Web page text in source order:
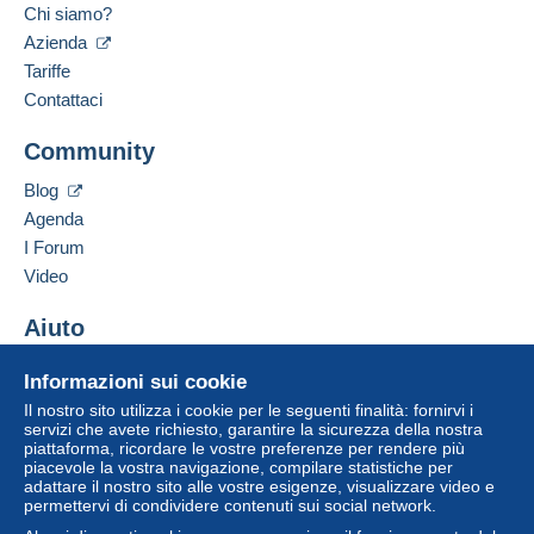
bancario diretto al venditore.
acquisti: Da pagare
Un pagamento non effettuato tramite
dal venditore all'acquirente. Un acquisto non pagato
può comportare conseguenze sul conto
dell'acquirente.
considerarsi nulle e non dovute. Le condizioni di
condizioni d'uso, sono le uniche applicabili.
Gli acquisti devono essere pagati entro14 giorni
dal ricevimento della richiesta di pagamento del
venditore.
Lingua parlata:
Contattare il venditore
Informazioni sui cookie
Il nostro sito utilizza i cookie per le seguenti finalità: fornirvi i
servizi che avete richiesto, garantire la sicurezza della nostra
piattaforma, ricordare le vostre preferenze per rendere più
piacevole la vostra navigazione, compilare statistiche per
adattare il nostro sito alle vostre esigenze, visualizzare video e
permettervi di condividere contenuti sui social network.
Chi siamo?
Azienda
Tariffe
Contattaci
Community
Blog
Agenda
I Forum
Video
Aiuto
Acquistare su Delcampe
Vendere su Delcampe
Un sito sicuro